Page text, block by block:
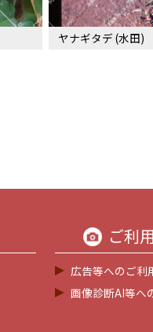
ヤナギタデ (水田)
ご利
広告等へのご利
画像診断AI等へ